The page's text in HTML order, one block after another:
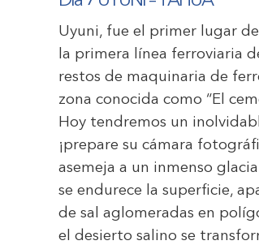
Uyuni, fue el primer lugar
la primera línea ferroviaria
restos de maquinaria de
zona conocida como “El
Hoy tendremos un
¡prepare su cámara
asemeja a un inmenso
se endurece la superficie,
de sal aglomeradas en
el desierto salino se